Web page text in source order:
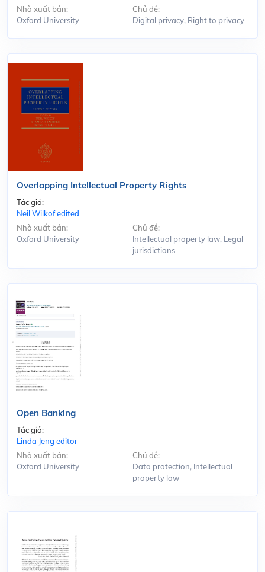
Nhà xuất bản:
Oxford University
Chủ đề:
Digital privacy, Right to privacy
Overlapping Intellectual Property Rights
Tác giả:
Neil Wilkof edited
Nhà xuất bản:
Oxford University
Chủ đề:
Intellectual property law, Legal
jurisdictions
Open Banking
Tác giả:
Linda Jeng editor
Nhà xuất bản:
Oxford University
Chủ đề:
Data protection, Intellectual
property law